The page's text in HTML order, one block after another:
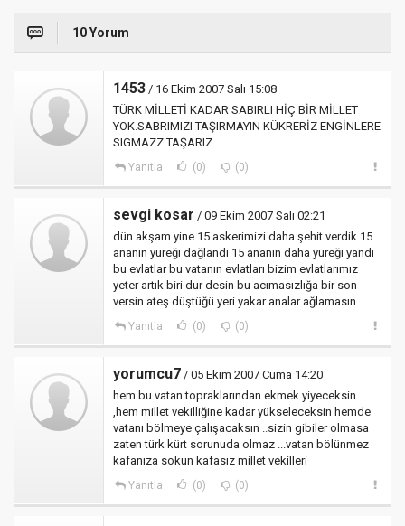
10 Yorum
1453 / 16 Ekim 2007 Salı 15:08
TÜRK MİLLETİ KADAR SABIRLI HİÇ BİR MİLLET
YOK.SABRIMIZI TAŞIRMAYIN KÜKRERİZ ENGİNLERE
SIGMAZZ TAŞARIZ.
Yanıtla (0) (0)
sevgi kosar / 09 Ekim 2007 Salı 02:21
dün akşam yine 15 askerimizi daha şehit verdik 15
ananın yüreği dağlandı 15 ananın daha yüreği yandı
bu evlatlar bu vatanın evlatları bizim evlatlarımız
yeter artık biri dur desin bu acımasızlığa bir son
versin ateş düştüğü yeri yakar analar ağlamasın
Yanıtla (0) (0)
yorumcu7 / 05 Ekim 2007 Cuma 14:20
hem bu vatan topraklarından ekmek yiyeceksin
,hem millet vekilliğine kadar yükseleceksin hemde
vatanı bölmeye çalışacaksın ..sizin gibiler olmasa
zaten türk kürt sorunuda olmaz ...vatan bölünmez
kafanıza sokun kafasız millet vekilleri
Yanıtla (0) (0)